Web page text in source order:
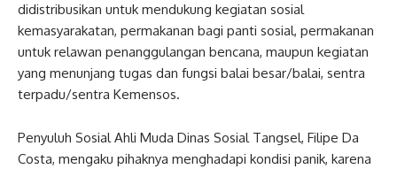
didistribusikan untuk mendukung kegiatan sosial
kemasyarakatan, permakanan bagi panti sosial, permakanan
untuk relawan penanggulangan bencana, maupun kegiatan
yang menunjang tugas dan fungsi balai besar/balai, sentra
terpadu/sentra Kemensos.
Penyuluh Sosial Ahli Muda Dinas Sosial Tangsel, Filipe Da
Costa, mengaku pihaknya menghadapi kondisi panik, karena